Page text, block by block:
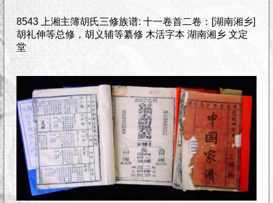
8543 上湘主簿胡氏三修族谱: 十一卷首二卷：[湖南湘乡]
胡礼伸等总修，胡义辅等纂修 木活字本 湖南湘乡 文定
堂